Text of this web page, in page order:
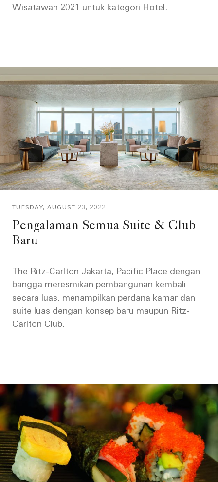
Wisatawan 2021 untuk kategori Hotel.
TUESDAY, AUGUST 23, 2022
Pengalaman Semua Suite & Club
Baru
The Ritz-Carlton Jakarta, Pacific Place dengan
bangga meresmikan pembangunan kembali
secara luas, menampilkan perdana kamar dan
suite luas dengan konsep baru maupun Ritz-
Carlton Club.